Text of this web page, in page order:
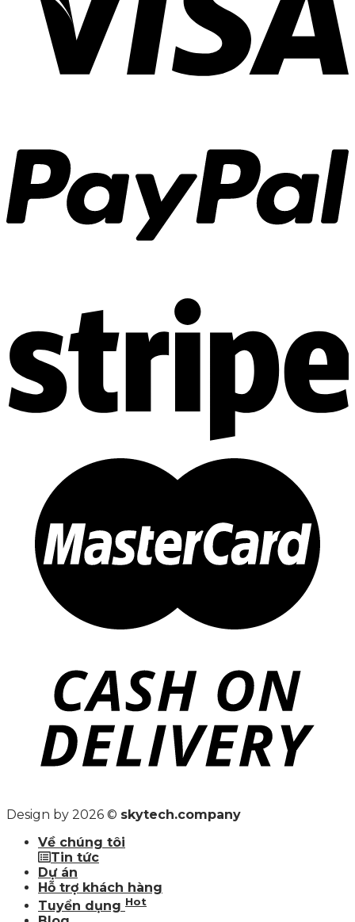
Design by 2026 © skytech.company
Về chúng tôi
Tin tức
Dự án
Hỗ trợ khách hàng
Tuyển dụng Hot